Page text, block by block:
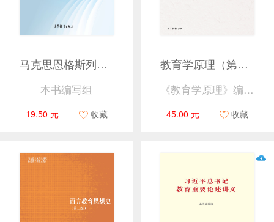
马克思恩格斯列宁经典著作选读（2025年版）
本书编写组
19.50 元 收藏
教育学原理（第二版）
《教育学原理》编写组
45.00 元 收藏